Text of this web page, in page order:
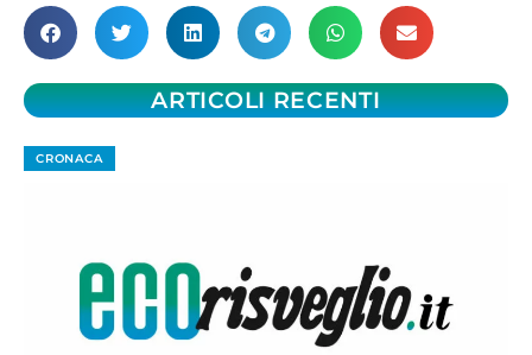
ARTICOLI RECENTI
CRONACA